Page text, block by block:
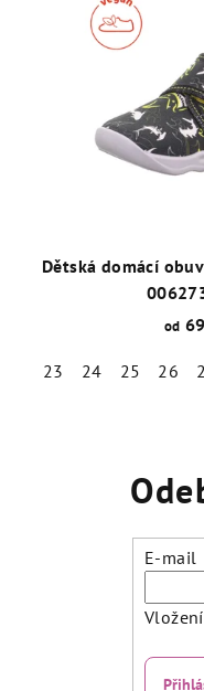
37 38
Dětská domácí
od
23 24 25 26
E-mail